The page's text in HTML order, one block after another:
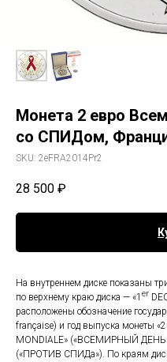
Монета 2 евро
со СПИДом,
SKU: 2eFRA2014Pr2
28 500 ₽
На внутреннем диске показаны
по верхнему краю диска — «1 er
расположены обозначение
française) и год выпуска монеты
MONDIALE» («ВСЕМИРНЫЙ
(«ПРОТИВ СПИДа»). По краям